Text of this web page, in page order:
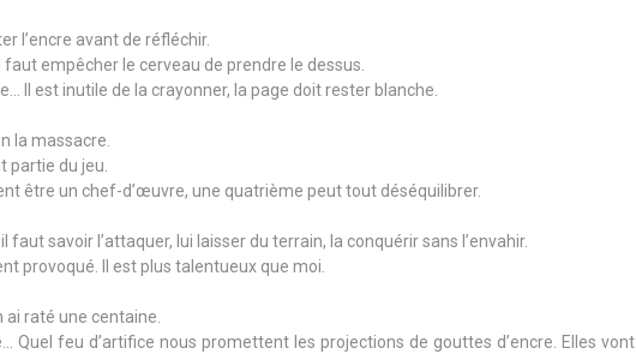
l’encre avant de réfléchir.
empêcher le cerveau de prendre le dessus.
Il est inutile de la crayonner, la page doit rester blanche.
la massacre.
partie du jeu.
être un chef-d’œuvre, une quatrième peut tout déséquilibrer.
faut savoir l’attaquer, lui laisser du terrain, la conquérir sans l’envahir.
provoqué. Il est plus talentueux que moi.
ai raté une centaine.
Quel feu d’artifice nous promettent les projections de gouttes d’encre. Elles vont